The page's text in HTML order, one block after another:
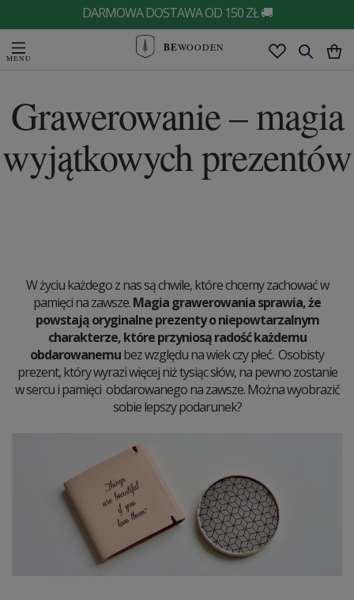
DARMOWA DOSTAWA OD 150 ZŁ 🚚
BEWOODEN
Grawerowanie – magia
wyjątkowych prezentów
W życiu każdego z nas są chwile, które chcemy zachować w
pamięci na zawsze.Magia grawerowania sprawia, że
powstają oryginalne prezenty o niepowtarzalnym
charakterze, które przyniosą radość każdemu
obdarowanemubez względu na wiek czy płeć. Osobisty
prezent, który wyrazi więcej niż tysiąc słów, na pewno zostanie
w sercu i pamięci obdarowanego na zawsze. Można wyobrazić
sobie lepszy podarunek?